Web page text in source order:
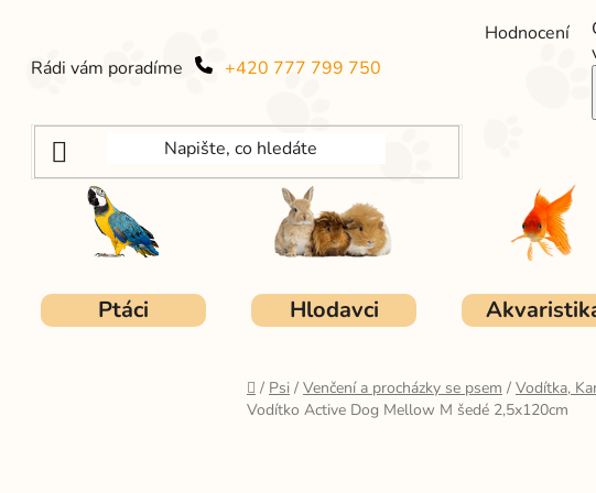
Hodnocení
Rádi vám poradíme
+420 777 799 750
Ptáci Hlodavci
Domů
/ Psi / Venčení a procházky se psem / Vodítka,
Vodítko Active Dog Mellow M šedé 2,5x120cm